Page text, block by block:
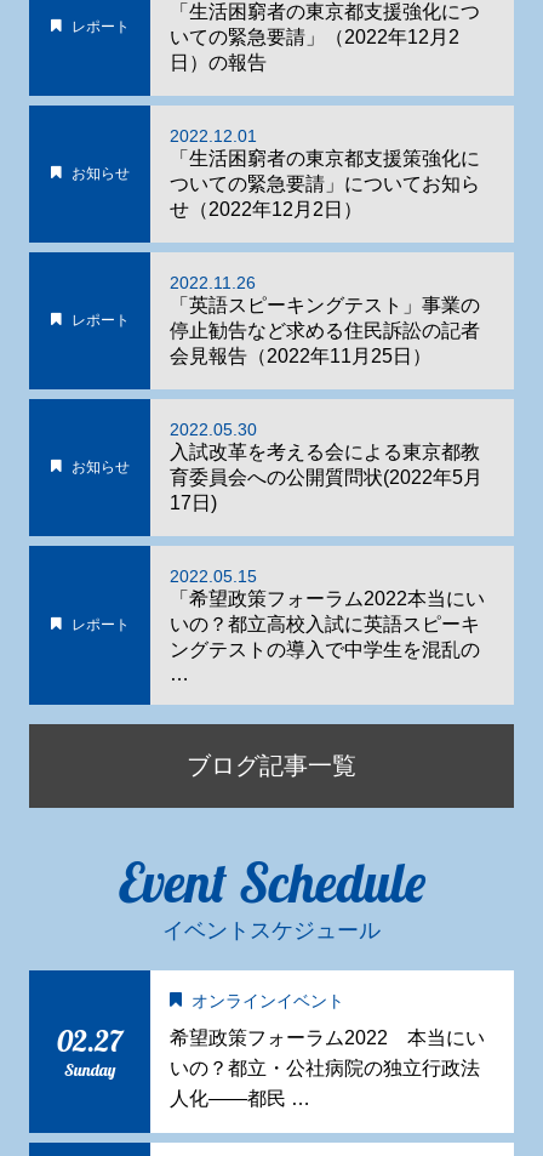
レポート
「生活困窮者の東京都支援強化につ
いての緊急要請」（2022年12月2
日）の報告
お知らせ
2022.12.01
「生活困窮者の東京都支援策強化に
ついての緊急要請」についてお知ら
せ（2022年12月2日）
レポート
2022.11.26
「英語スピーキングテスト」事業の
停止勧告など求める住民訴訟の記者
会見報告（2022年11月25日）
お知らせ
2022.05.30
入試改革を考える会による東京都教
育委員会への公開質問状(2022年5月
17日)
レポート
2022.05.15
「希望政策フォーラム2022本当にい
いの？都立高校入試に英語スピーキ
ングテストの導入で中学生を混乱の
…
ブログ記事一覧
Event Schedule
イベントスケジュール
02.27
Sunday
オンラインイベント
希望政策フォーラム2022 本当にい
いの？都立・公社病院の独立行政法
人化——都民 …